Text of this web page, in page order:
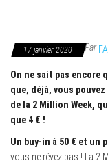
17 janvier 2020 Par
On ne sait pas encore
que, déjà, vous
de la 2 Million Week,
que 4 € !
Un buy-in à 50 € et un
vous ne rêvez pas ! La 2